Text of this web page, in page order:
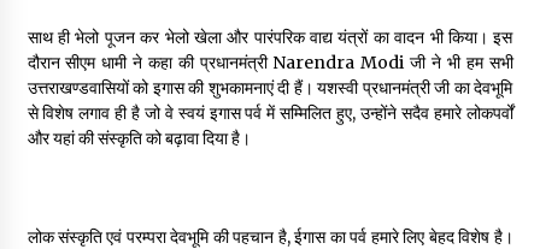
Thought Of The Day 12 May
May 12, 2022
May 11, 2022
साथ ही भेलो पूजन कर भेलो खेला और पारंपरिक वाद्य यंत्रों का वादन भी किया। इस
दौरान सीएम धामी ने कहा की प्रधानमंत्री Narendra Modi जी ने भी हम सभी
उत्तराखण्डवासियों को इगास की शुभकामनाएं दी हैं। यशस्वी प्रधानमंत्री जी का देवभूमि
से विशेष लगाव ही है जो वे स्वयं इगास पर्व में सम्मिलित हुए, उन्होंने सदैव हमारे लोकपर्वों
और यहां की संस्कृति को बढ़ावा दिया है।
लोक संस्कृति एवं परम्परा देवभूमि की पहचान है, ईगास का पर्व हमारे लिए बेहद विशेष है।